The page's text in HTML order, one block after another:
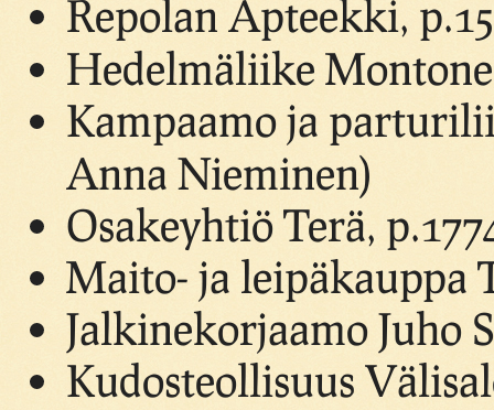
Repolan Apteekki,
Hedelmäliike
Kampaamo ja
Anna Nieminen)
Osakeyhtiö Terä,
Maito- ja leipäkauppa
Jalkinekorjaamo Juho
Kudosteollisuus